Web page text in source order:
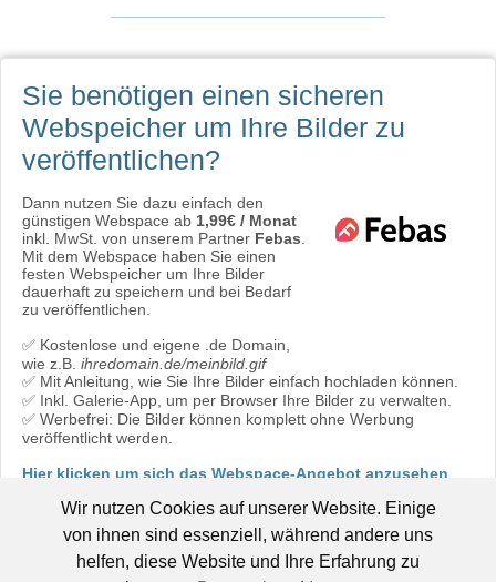
Wir nutzen Cookies auf unserer Website. Einige
von ihnen sind essenziell, während andere uns
helfen, diese Website und Ihre Erfahrung zu
Sie benötigen einen sicheren
Webspeicher um Ihre Bilder zu
veröffentlichen?
Dann nutzen Sie dazu einfach den
günstigen Webspace ab 1,99€ / Monat
inkl. MwSt. von unserem Partner Febas
Mit dem Webspace haben Sie einen
festen Webspeicher um Ihre Bilder
dauerhaft zu speichern und bei Bedarf
zu veröffentlichen.
✅ Kostenlose und eigene .de Domain,
wie z.B. ihredomain.de/meinbild.gif
✅ Mit Anleitung, wie Sie Ihre Bilder einfach hochladen können.
✅ Inkl. Galerie-App, um per Browser Ihre Bilder zu verwalten.
✅ Werbefrei: Die Bilder können komplett ohne Werbung
veröffentlicht werden.
Hier klicken um sich das Webspace-Angebot anzusehen